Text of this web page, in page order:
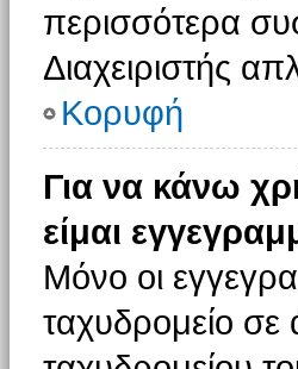
περισσότερα
Διαχειριστής
Κορυφή
Για να κάνω
είμαι
Μόνο οι
ταχυδρομείο